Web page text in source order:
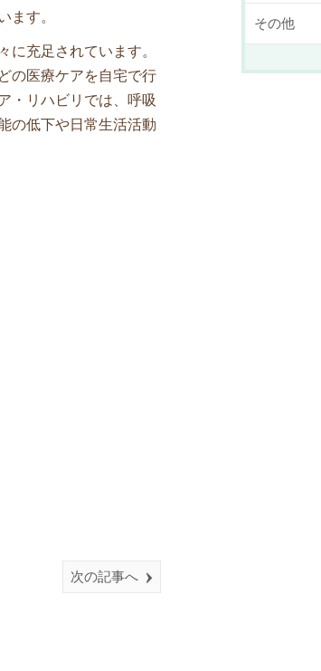
ます。
充足されています。
の医療ケアを自宅で行
・リハビリでは、呼吸
の低下や日常生活活動
次の記事へ
その他